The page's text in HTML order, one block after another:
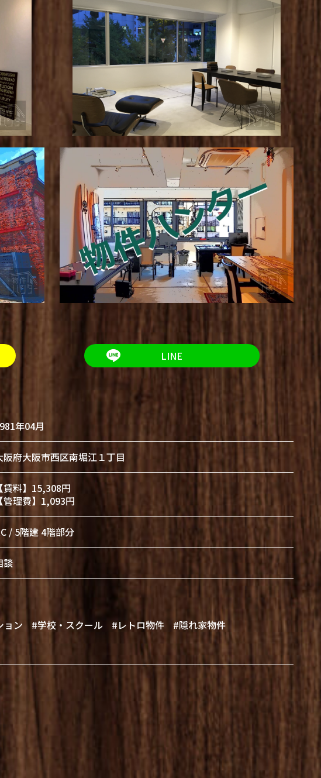
LINE
年04月
阪府大阪市西区南堀江１丁目
賃料】15,308円
【管理費】1,093円
/ 5階建 4階部分
談
ョン #学校・スクール #レトロ物件
#隠れ家物件